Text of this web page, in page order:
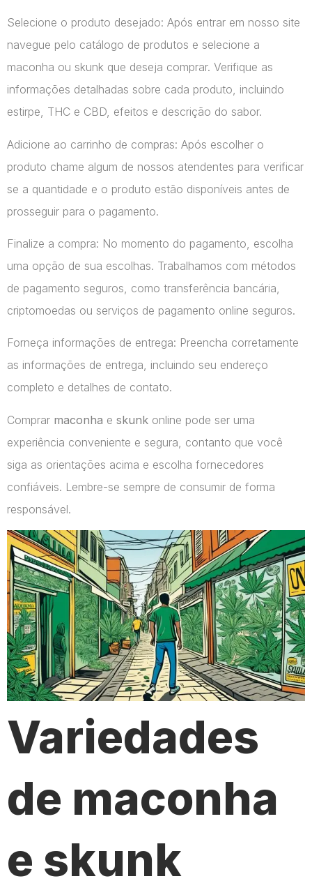
Selecione o produto desejado: Após entrar em nosso site
navegue pelo catálogo de produtos e selecione a
maconha ou skunk que deseja comprar. Verifique as
informações detalhadas sobre cada produto, incluindo
estirpe, THC e CBD, efeitos e descrição do sabor.
Adicione ao carrinho de compras: Após escolher o
produto chame algum de nossos atendentes para verificar
se a quantidade e o produto estão disponíveis antes de
prosseguir para o pagamento.
Finalize a compra: No momento do pagamento, escolha
uma opção de sua escolhas. Trabalhamos com métodos
de pagamento seguros, como transferência bancária,
criptomoedas ou serviços de pagamento online seguros.
Forneça informações de entrega: Preencha corretamente
as informações de entrega, incluindo seu endereço
completo e detalhes de contato.
Comprar maconha e skunk online pode ser uma
experiência conveniente e segura, contanto que você
siga as orientações acima e escolha fornecedores
confiáveis. Lembre-se sempre de consumir de forma
responsável.
Variedades
de maconha
e skunk